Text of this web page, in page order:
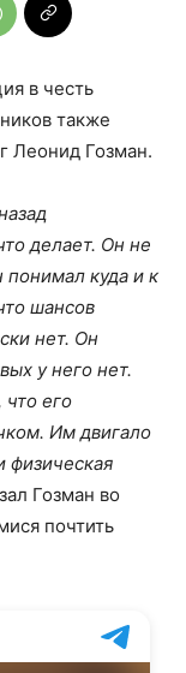
в честь
также
Леонид Гозман.
делает. Он не
куда и к
шансов
нет. Он
у него нет.
его
Им двигало
физическая
Гозман во
почтить